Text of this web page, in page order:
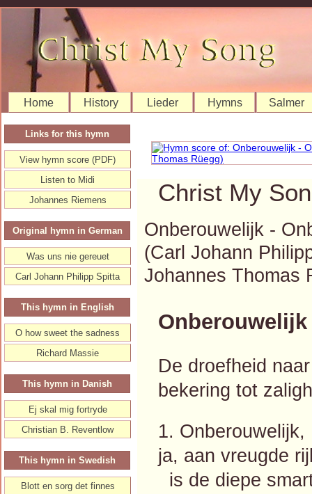
Home History Lieder Hymns Salmer
Christ My
Onberouwelijk -
(Carl Johann
Johannes Thomas
De droefheid
bekering tot
1. Onberouwelijk,
ja, aan vreugde
is de diepe
Links for this hymn
View hymn score (PDF)
Listen to Midi
Johannes Riemens
Original hymn in German
Was uns nie gereuet
Carl Johann Philipp Spitta
This hymn in English
O how sweet the sadness
Richard Massie
This hymn in Danish
Ej skal mig fortryde
Christian B. Reventlow
This hymn in Swedish
Blott en sorg det finnes